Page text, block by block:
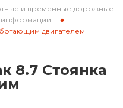
для
и временные дорожные
информации
двигателем
8.7 Стоянка